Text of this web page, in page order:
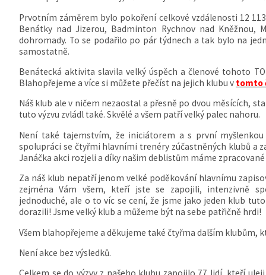
Prvotním záměrem bylo pokoření celkové vzdálenosti 12 113
Benátky nad Jizerou, Badminton Rychnov nad Kněžnou,
dohromady. To se podařilo po pár týdnech a tak bylo na
samostatně.
Benátecká aktivita slavila velký úspěch a členové tohoto
Blahopřejeme a více si můžete přečíst na jejich klubu v tomto
Náš klub ale v ničem nezaostal a přesně po dvou měsících,
tuto výzvu zvládl také. Skvělé a všem patří velký palec nahoru.
Není také tajemstvím, že iniciátorem a s první
spolupráci se čtyřmi hlavními trenéry zúčastněných klubů a
Janáčka akci rozjeli a díky našim deblistům máme zpracované
Za náš klub nepatří jenom velké poděkování hlavnímu
zejména Vám všem, kteří jste se zapojili, intenzivně
jednoduché, ale o to víc se cení, že jsme jako jeden klub
dorazili! Jsme velký klub a můžeme být na sebe patřičně hrdi!
Všem blahopřejeme a děkujeme také čtyřma dalším klubům,
Není akce bez výsledků.